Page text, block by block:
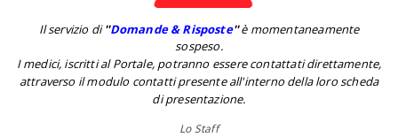
Il servizio di''Domande & Risposte''è momentaneamente
sospeso.
I medici, iscritti al Portale, potranno essere contattati direttamente,
attraverso il modulo contatti presente all'interno della loro scheda
di presentazione.
Lo Staff